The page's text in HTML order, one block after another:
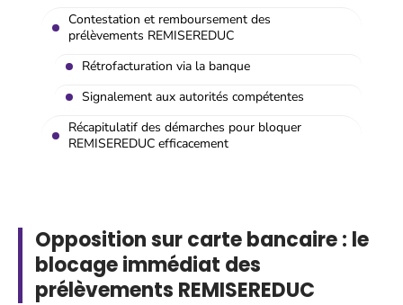
Contestation et remboursement des
prélèvements REMISEREDUC
Rétrofacturation via la banque
Signalement aux autorités compétentes
Récapitulatif des démarches pour bloquer
REMISEREDUC efficacement
Opposition sur carte bancaire : le
blocage immédiat des
prélèvements REMISEREDUC